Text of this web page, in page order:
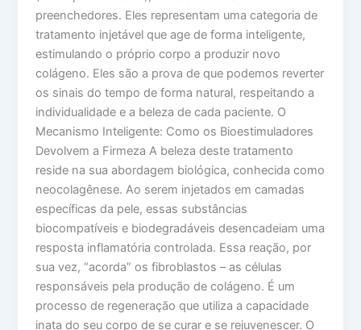
preenchedores. Eles representam uma categoria de
tratamento injetável que age de forma inteligente,
estimulando o próprio corpo a produzir novo
colágeno. Eles são a prova de que podemos reverter
os sinais do tempo de forma natural, respeitando a
individualidade e a beleza de cada paciente. O
Mecanismo Inteligente: Como os Bioestimuladores
Devolvem a Firmeza A beleza deste tratamento
reside na sua abordagem biológica, conhecida como
neocolagênese. Ao serem injetados em camadas
específicas da pele, essas substâncias
biocompatíveis e biodegradáveis desencadeiam uma
resposta inflamatória controlada. Essa reação, por
sua vez, “acorda” os fibroblastos – as células
responsáveis pela produção de colágeno. É um
processo de regeneração que utiliza a capacidade
inata do seu corpo de se curar e se rejuvenescer. O